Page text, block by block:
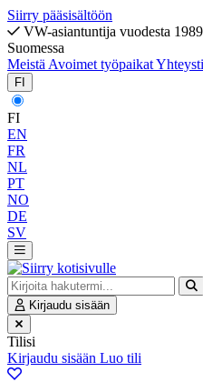
Siirry pääsisältöön
VW-asiantuntija vuodesta 1989
Suomessa
Meistä Avoimet työpaikat
FI
FI
EN
FR
NL
PT
NO
DE
SV
Kirjaudu sisään
Tilisi
Kirjaudu sisään Luo tili